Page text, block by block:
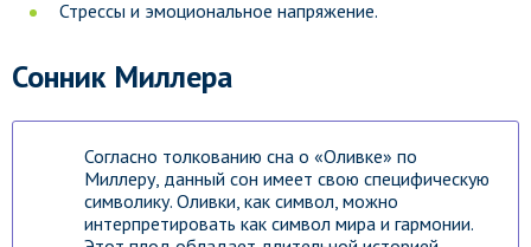
Стрессы и эмоциональное напряжение.
Сонник Миллера
Согласно толкованию сна о «Оливке» по
Миллеру, данный сон имеет свою специфическую
символику. Оливки, как символ, можно
интерпретировать как символ мира и гармонии.